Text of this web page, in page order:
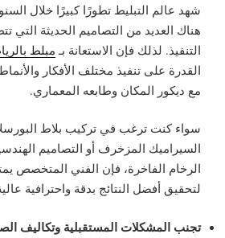
شهد عالم التبليط تطورًا كبيرًا خلال
هناك العديد من التصاميم الحديثة
التنفيذ. لذلك فإن الاستعانة بـ مبلط
القدرة على تنفيذ مختلف الأفكار
مع ديكور المكان وطابعه المعماري.
سواء كنت ترغب في تركيب بلاط
السيراميك المزخرف أو التصاميم
الرخام الفاخرة، فإن الفني المتخصص
لتحقيق أفضل النتائج بدقة واحترافية
تجنب المشكلات المستقبلية وتكاليف